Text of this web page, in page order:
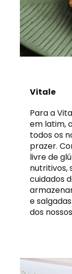
Vitale
Para a
em latim,
todos os
prazer.
livre de
nutritivos,
cuidados
e
dos